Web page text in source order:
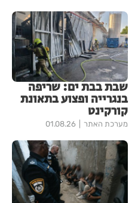
שבת בבת ים: שריפה
בנגרייה ופצוע בתאונת
קורקינט
מערכת האתר 01.08.26